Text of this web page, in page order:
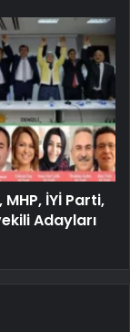
İYİ Parti,
Adayları